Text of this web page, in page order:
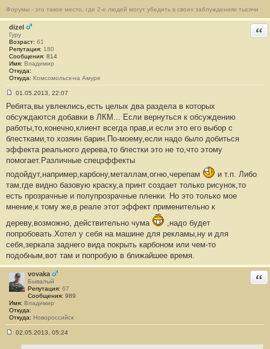
н
#
1
3
Форумы - это такое место, где 2-е людей могут убедить в своих заблуждениях тысячи
dizel
Гуру
Возраст: 61
Репутация: 180
Сообщения: 814
Имя: Владимир
Откуда:
Откуда: Комсомольск-на Амуре
о
б
щ
н
и
е
#
4
01.05.2013, 22:07
Ребята,вы увлеклись,есть целых два раздела в которых
обсуждаются добавки в ЛКМ... Если вернуться к обсуждению
работы,то,конечно,клиент всегда прав,и если это его выбор с
блестками,то хозяин барин.По-моему,если надо было добиться
эффекта реального дерева,то блестки это не то,что этому
помогает.Различные спецэффекты
подойдут,например,карбону,металлам,огню,черепам
и т.п. Либо
там,где видно базовую краску,а принт создает только рисунок,то
есть прозрачные и полупрозрачные пленки. Но это только мое
мнение,к тому же,в реале этот эффект применительно к
дереву,возможно, действительно чума
,надо будет
попробовать.Хотел у себя на машине для рекламы,ну и для
себя,зеркала заднего вида покрыть карбоном или чем-то
подобным,вот там и попробую в ближайшее время.
vovaka
Бывалый
Репутация: 67
Сообщения: 989
Имя: Владимир
Откуда:
Откуда: Новороссийск
02.05.2013, 05:24